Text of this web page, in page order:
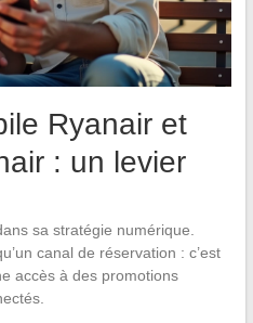
Ryanair et
: un levier
sa stratégie numérique.
canal de réservation : c’est
accès à des promotions